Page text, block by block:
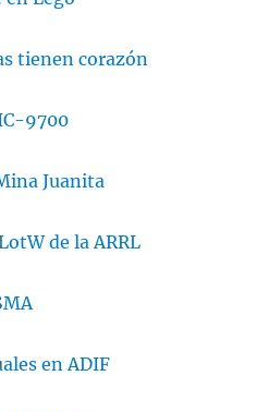
tienen corazón
9700
Juanita
de la ARRL
en ADIF